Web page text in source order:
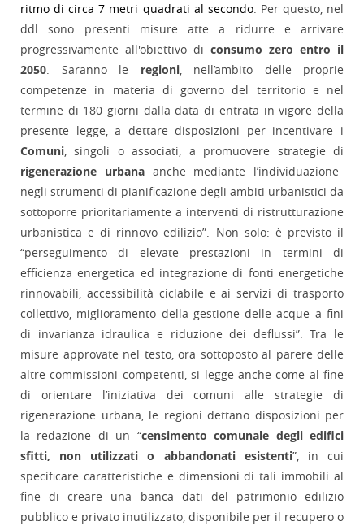
ritmo di circa 7 metri quadrati al secondo. Per questo, nel
ddl sono presenti misure atte a ridurre e arrivare
progressivamente all'obiettivo di consumo zero entro il
2050. Saranno le regioni, nell’ambito delle proprie
competenze in materia di governo del territorio e nel
termine di 180 giorni dalla data di entrata in vigore della
presente legge, a dettare disposizioni per incentivare i
Comuni, singoli o associati, a promuovere strategie di
rigenerazione urbanaanche mediante l’individuazione
negli strumenti di pianificazione degli ambiti urbanistici da
sottoporre prioritariamente a interventi di ristrutturazione
urbanistica e di rinnovo edilizio”. Non solo: è previsto il
“perseguimento di elevate prestazioni in termini di
efficienza energetica ed integrazione di fonti energetiche
rinnovabili, accessibilità ciclabile e ai servizi di trasporto
collettivo, miglioramento della gestione delle acque a fini
di invarianza idraulica e riduzione dei deflussi”. Tra le
misure approvate nel testo, ora sottoposto al parere delle
altre commissioni competenti, si legge anche come al fine
di orientare l’iniziativa dei comuni alle strategie di
rigenerazione urbana, le regioni dettano disposizioni per
la redazione di un “censimento comunale degli edifici
sfitti, non utilizzati o abbandonati esistenti”, in cui
specificare caratteristiche e dimensioni di tali immobili al
fine di creare una banca dati del patrimonio edilizio
pubblico e privato inutilizzato, disponibile per il recupero o